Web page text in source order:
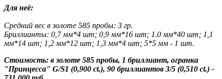
Для неё:
Средний вес в золоте 585 пробы: 3 гр.
Бриллианты: 0,7 мм*4 шт; 0,9 мм*16 шт; 1.0 мм*40 шт; 1,1
мм*14 шт; 1,2 мм*12 шт; 1,3 мм*4 шт; 5*5 мм - 1 шт.
Стоимость: в золоте 585 пробы, 1 бриллиант, огранка
"Принцесса" G/S1 (0,900 ct.), 90 бриллиантов 3/5 (0,510 ct.) -